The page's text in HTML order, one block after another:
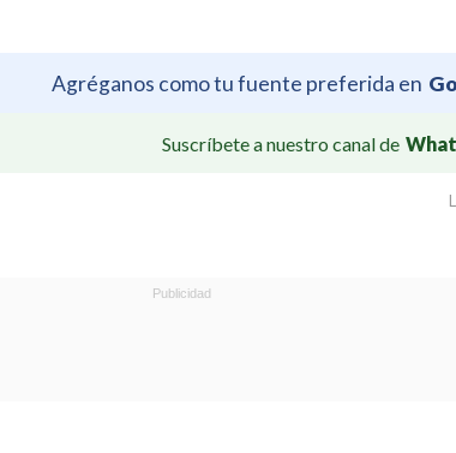
Agréganos como tu fuente preferida en
Suscríbete a nuestro canal de